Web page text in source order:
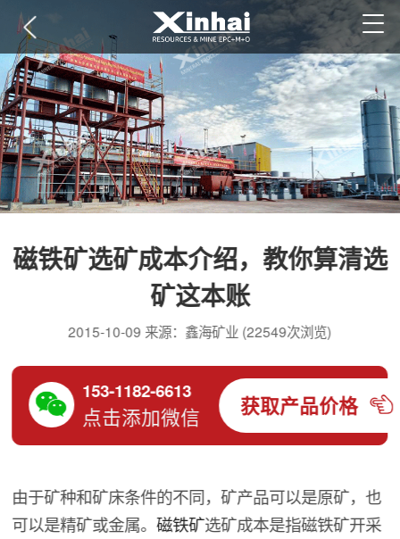
磁铁矿选矿成本介绍，教你算清选
矿这本账
2015-10-09 来源：鑫海矿业 (22549次浏览)
153-1182-6613
点击添加微信 获取产品价格
由于矿种和矿床条件的不同，矿产品可以是原矿，也
可以是精矿或金属。磁铁矿选矿成本是指磁铁矿开采